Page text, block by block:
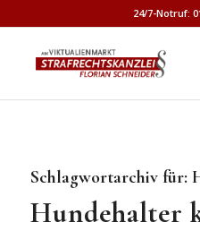
24/7-Notruf:
Schlagwortarchiv für:
Hundehalter